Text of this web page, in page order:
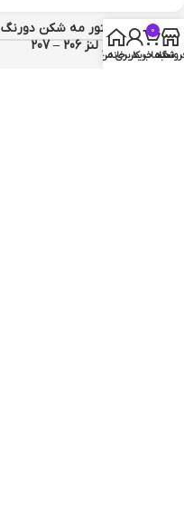
توضیحات
پرژکتور مه شکن دورنگ
چهار لنز 206 – 207
0
سبد خرید
حساب کاربری من
خانه